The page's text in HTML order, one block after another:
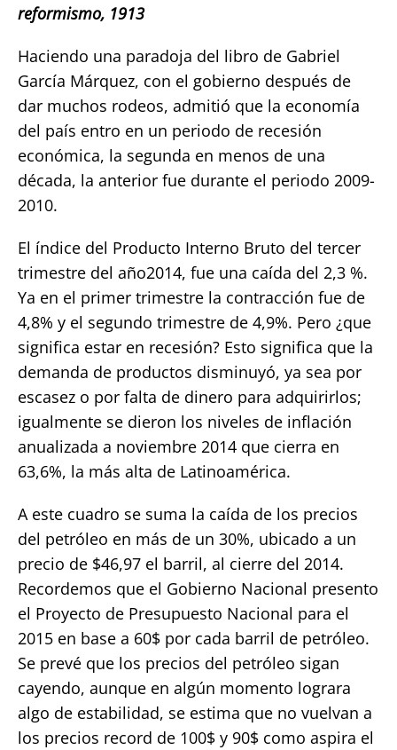
reformismo, 1913
Haciendo una paradoja del libro de Gabriel
García Márquez, con el gobierno después de
dar muchos rodeos, admitió que la economía
del país entro en un periodo de recesión
económica, la segunda en menos de una
década, la anterior fue durante el periodo 2009-
2010.
El índice del Producto Interno Bruto del tercer
trimestre del año2014, fue una caída del 2,3 %.
Ya en el primer trimestre la contracción fue de
4,8% y el segundo trimestre de 4,9%. Pero ¿que
significa estar en recesión? Esto significa que la
demanda de productos disminuyó, ya sea por
escasez o por falta de dinero para adquirirlos;
igualmente se dieron los niveles de inflación
anualizada a noviembre 2014 que cierra en
63,6%, la más alta de Latinoamérica.
A este cuadro se suma la caída de los precios
del petróleo en más de un 30%, ubicado a un
precio de $46,97 el barril, al cierre del 2014.
Recordemos que el Gobierno Nacional presento
el Proyecto de Presupuesto Nacional para el
2015 en base a 60$ por cada barril de petróleo.
Se prevé que los precios del petróleo sigan
cayendo, aunque en algún momento lograra
algo de estabilidad, se estima que no vuelvan a
los precios record de 100$ y 90$ como aspira el